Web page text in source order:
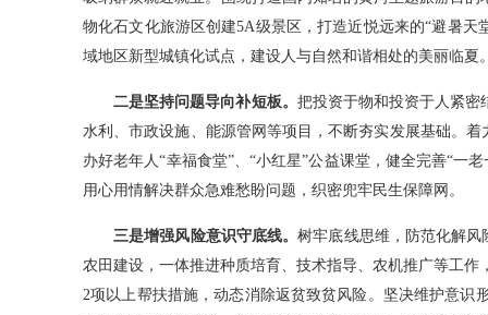
物化石文化旅游区创建5A级景区，打造近悦远来的“避暑
域地区新型城镇化试点，建设人与自然和谐相处的美丽临夏
二是坚持问题导向补短板。 把投资于物和投资于人紧密
水利、市政设施、能源管网等项目，不断夯实发展基础。
办好老年人“幸福食堂”、“小红星”公益课堂，健全完善“一
用心用情解决群众急难愁盼问题，织密兜牢民生保障网。
三是增强风险意识守底线。树牢底线思维，防范化解风
农田建设，一体推进种质培育、技术指导、农机推广等工
2项以上帮扶措施，动态消除返贫致贫风险。坚决维护意